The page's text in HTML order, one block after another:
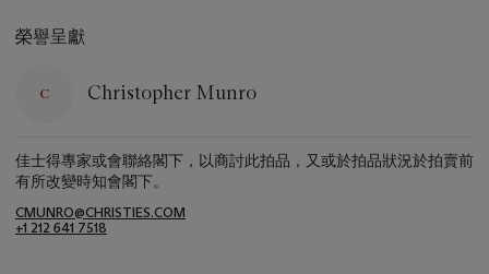
榮譽呈獻
Christopher Munro
佳士得專家或會聯絡閣下，以商討此拍品，又或於拍品狀況於拍賣前
有所改變時知會閣下。
CMUNRO@CHRISTIES.COM
+1 212 641 7518